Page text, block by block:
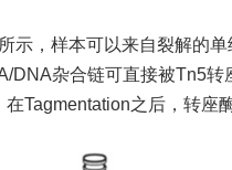
，样本可以来自裂解的单
DNA杂合链可直接被Tn5转
Tagmentation之后，转座